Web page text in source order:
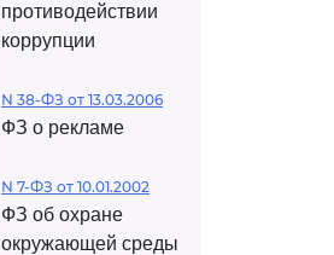
противодействии
коррупции
N 38-ФЗ от 13.03.2006
ФЗ о рекламе
N 7-ФЗ от 10.01.2002
ФЗ об охране
окружающей среды